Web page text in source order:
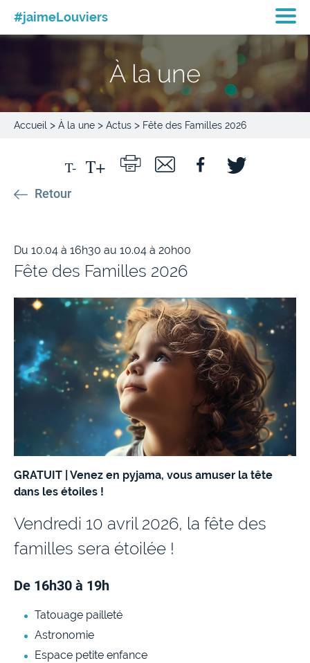
#jaimeLouviers
À la une
Accueil > À la une > Actus > Fête des Familles 2026
Retour
Du 10.04 à 16h30 au 10.04 à 20h00
Fête des Familles 2026
GRATUIT | Venez en pyjama, vous amuser la tête
dans les étoiles !
Vendredi 10 avril 2026, la fête des
familles sera étoilée !
De 16h30 à 19h
Tatouage pailleté
Astronomie
Espace petite enfance